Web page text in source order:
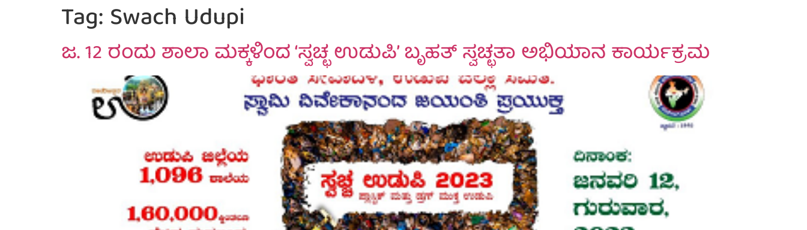
Tag: Swach Udupi
ಜ. 12 ರಂದು ಶಾಲಾ ಮಕ್ಕಳಿಂದ ‘ಸ್ವಚ್ಛ ಉಡುಪಿ’ ಬೃಹತ್ ಸ್ವಚ್ಛತಾ ಅಭಿಯಾನ ಕಾರ್ಯಕ್ರಮ